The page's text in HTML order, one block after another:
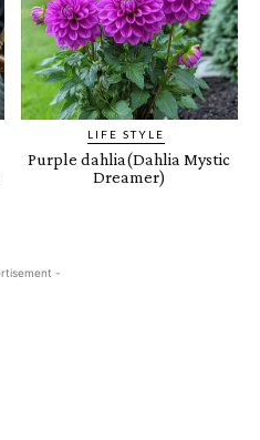
LIFE STYLE
Purple dahlia(Dahlia Mystic
Dreamer)
-